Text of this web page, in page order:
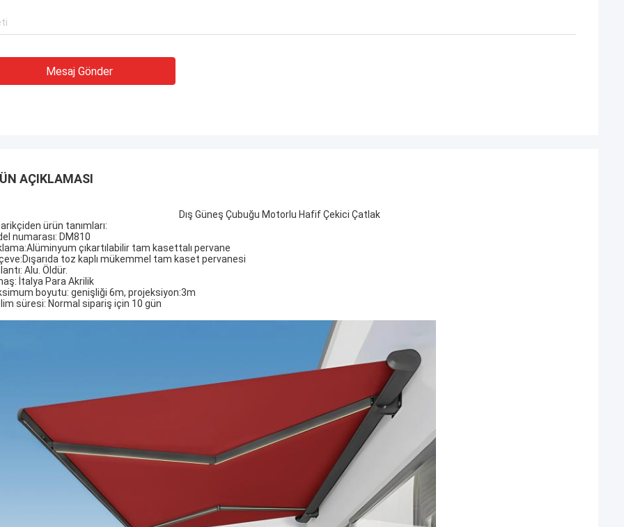
Mesaj Gönder
AÇIKLAMASI
Dış Güneş Çubuğu Motorlu Hafif Çekici Çatlak
ürün tanımları:
numarası: DM810
çıkartılabilir tam kasettalı pervane
toz kaplı mükemmel tam kaset pervanesi
Alu. Öldür.
İtalya Para Akrilik
boyutu: genişliği 6m, projeksiyon:3m
süresi: Normal sipariş için 10 gün